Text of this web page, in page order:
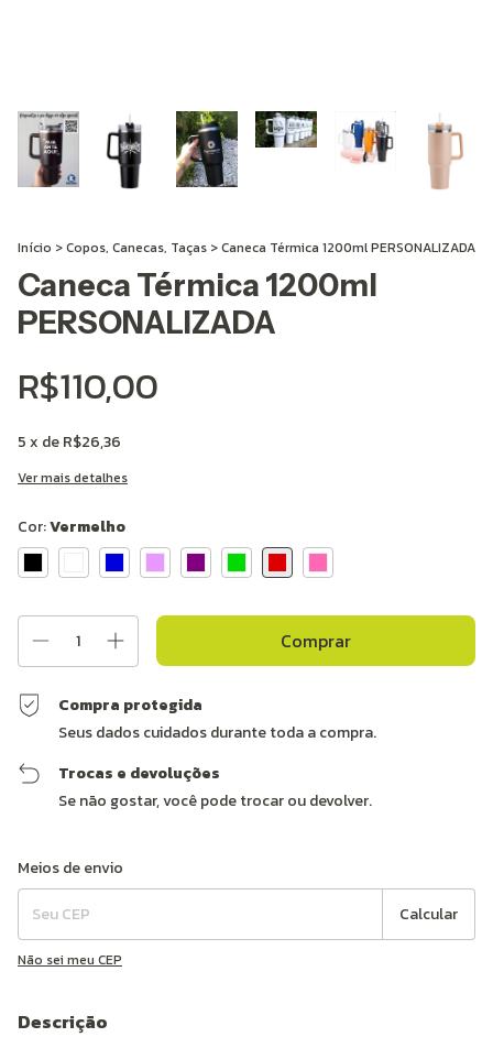
Início >Copos, Canecas, Taças >Caneca Térmica 1200ml PERSONALIZADA
Caneca Térmica 1200ml
PERSONALIZADA
R$110,00
5x deR$26,36
Ver mais detalhes
Cor:Vermelho
Compra protegida
Seus dados cuidados durante toda a compra.
Trocas e devoluções
Se não gostar, você pode trocar ou devolver.
Entregas para o CEP:
Meios de envio
Calcular
Não sei meu CEP
Descrição